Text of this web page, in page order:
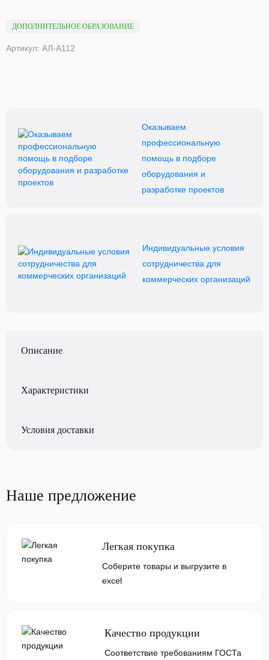
ДОПОЛНИТЕЛЬНОЕ ОБРАЗОВАНИЕ
Артикул: АЛ-А112
Оказываем
профессиональную
помощь в подборе
оборудования и
разработке проектов
Индивидуальные условия
сотрудничества для
коммерческих организаций
Описание
Характеристики
Условия доставки
Наше предложение
Легкая покупка
Соберите товары и выгрузите в
excel
Качество продукции
Соответствие требованиям ГОСТа